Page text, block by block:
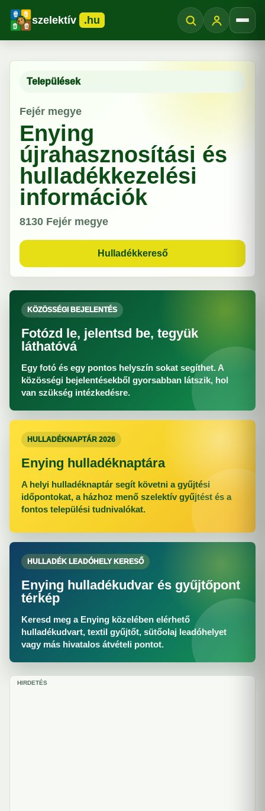
szelektív .hu
Települések
Fejér megye
Enying
újrahasznosítási és
hulladékkezelési
információk
8130 Fejér megye
Hulladékkereső
KÖZÖSSÉGI BEJELENTÉS
Fotózd le, jelentsd be, tegyük
láthatóvá
Egy fotó és egy pontos helyszín sokat segíthet. A
közösségi bejelentésekből gyorsabban látszik, hol
van szükség intézkedésre.
HULLADÉKNAPTÁR 2026
Enying hulladéknaptára
A helyi hulladéknaptár segít követni a gyűjtési
időpontokat, a házhoz menő szelektív gyűjtést és a
fontos települési tudnivalókat.
HULLADÉK LEADÓHELY KERESŐ
Enying hulladékudvar és gyűjtőpont
térkép
Keresd meg a Enying közelében elérhető
hulladékudvart, textil gyűjtőt, sütőolaj leadóhelyet
vagy más hivatalos átvételi pontot.
HIRDETÉS